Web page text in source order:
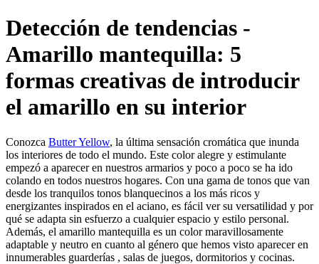
Detección de tendencias -
Amarillo mantequilla: 5
formas creativas de introducir
el amarillo en su interior
Conozca Butter Yellow, la última sensación cromática que inunda
los interiores de todo el mundo. Este color alegre y estimulante
empezó a aparecer en nuestros armarios y poco a poco se ha ido
colando en todos nuestros hogares. Con una gama de tonos que van
desde los tranquilos tonos blanquecinos a los más ricos y
energizantes inspirados en el aciano, es fácil ver su versatilidad y por
qué se adapta sin esfuerzo a cualquier espacio y estilo personal.
Además, el amarillo mantequilla es un color maravillosamente
adaptable y neutro en cuanto al género que hemos visto aparecer en
innumerables guarderías , salas de juegos, dormitorios y cocinas.